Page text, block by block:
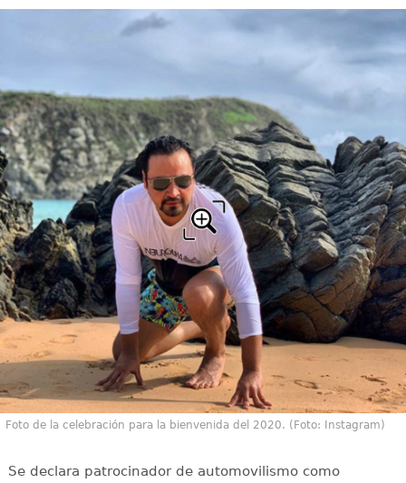
Foto de la celebración para la bienvenida del 2020. (Foto: Instagram)
Se declara patrocinador de automovilismo como